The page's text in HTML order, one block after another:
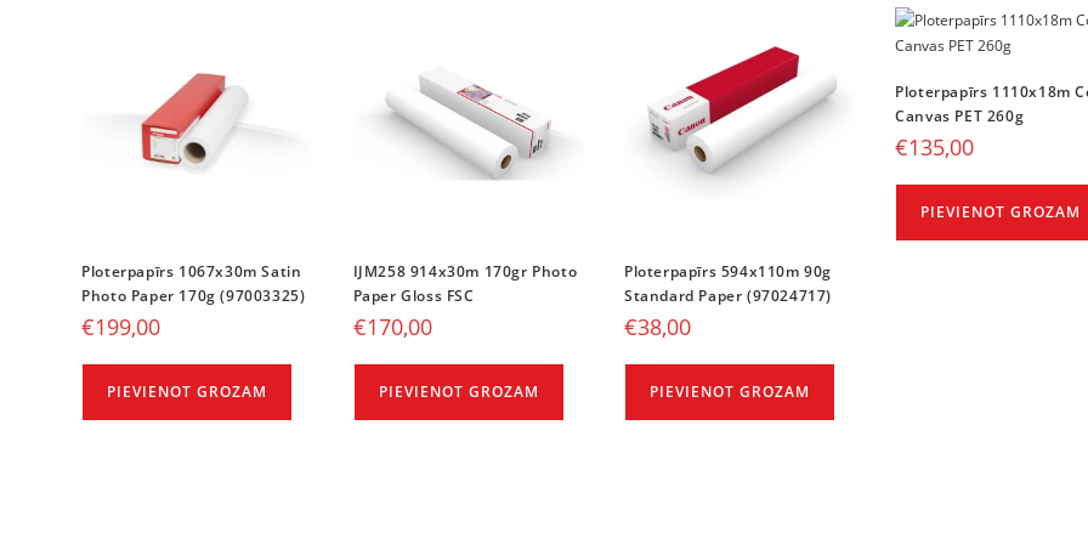
Ploterpapīrs 1067x30m Satin
Photo Paper 170g (97003325)
€199,00
PIEVIENOT GROZAM
IJM258 914x30m 170gr Photo
Paper Gloss FSC
€170,00
PIEVIENOT GROZAM
Ploterpapīrs 594x110m 90g
Standard Paper (97024717)
€38,00
PIEVIENOT GROZAM
Ploterpapīrs 1110x18m
Canvas PET 260g
€135,00
PIEVIENOT GROZAM